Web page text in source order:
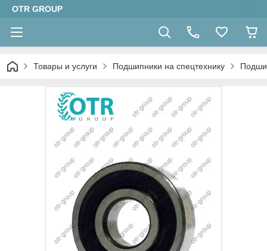
OTR GROUP
Товары и услуги Подшипники на спецтехнику